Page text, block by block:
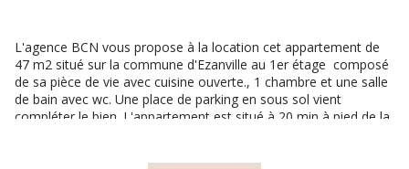
L'agence BCN vous propose à la location cet appartement de
47 m2 situé sur la commune d'Ezanville au 1er étage composé
de sa pièce de vie avec cuisine ouverte., 1 chambre et une salle
de bain avec wc. Une place de parking en sous sol vient
compléter le bien. L'appartement est situé à 20 min à pied de la